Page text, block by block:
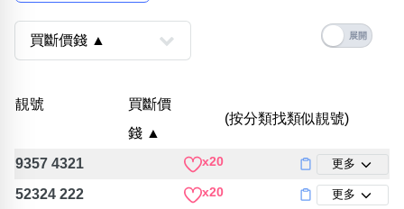
幸運號分類
包含數字
生日分類
五行
靚號
買斷價
錢 ▲
(按分類找類似靚號)
9357 4321 x20 更多
52324 222 x20 更多